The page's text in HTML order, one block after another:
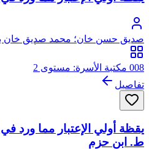
صديق حسن خان؛ محمد صديق خان
الحسيني البخاري القنوجي، أبو الطيب
008 مكتبة الأسرة: مستوى 2
تفاصيل
يقظة أولي الإعتبار مما ورد
ط. ابن حزم